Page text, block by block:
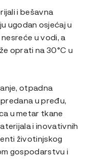
i bešavna
ugodan osjećaj u
u vodi, a
oprati na 30°C u
otpadna
u pređu,
u metar tkane
i inovativnih
životinjskog
gospodarstvu i